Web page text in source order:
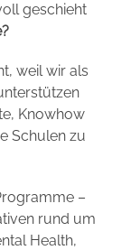
geschieht
weil wir als
Knowhow
Schulen zu
–
rund um
Health,